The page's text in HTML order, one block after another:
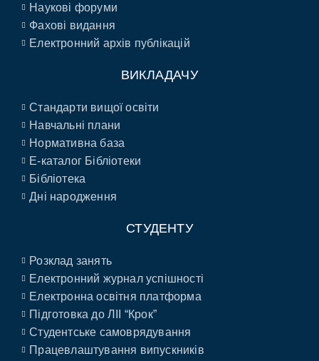
Наукові форуми
Фахові видання
Електронний архів публікацій
ВИКЛАДАЧУ
Стандарти вищої освіти
Навчальні плани
Нормативна база
E-каталог Бібліотеки
Бібліотека
Дні народження
СТУДЕНТУ
Розклад занять
Електронний журнал успішності
Електронна освітня платформа
Підготовка до ЛІІ “Крок”
Студентське самоврядування
Працевлаштування випускників